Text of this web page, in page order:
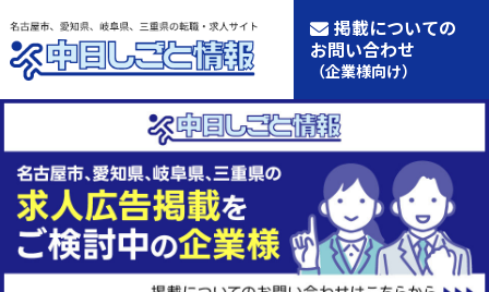
掲載についての
お問い合わせ
（企業様向け）